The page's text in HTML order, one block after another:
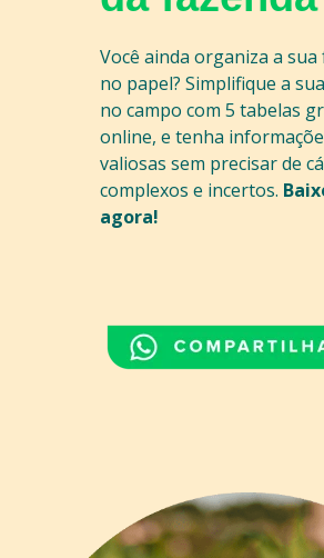
Você ainda organiza a sua
no papel? Simplifique a
no campo com 5 tabelas
online, e tenha
valiosas sem precisar de
complexos e incertos.
agora!